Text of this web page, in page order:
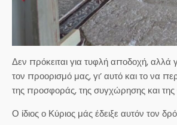
Δεν πρόκειται για τυφλή αποδοχή, αλλά
τον προορισμό μας, γι’ αυτό και το να
της προσφοράς, της συγχώρησης και της
Ο ίδιος ο Κύριος μάς έδειξε αυτόν τον